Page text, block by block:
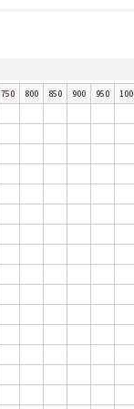
750 800 850 900 950